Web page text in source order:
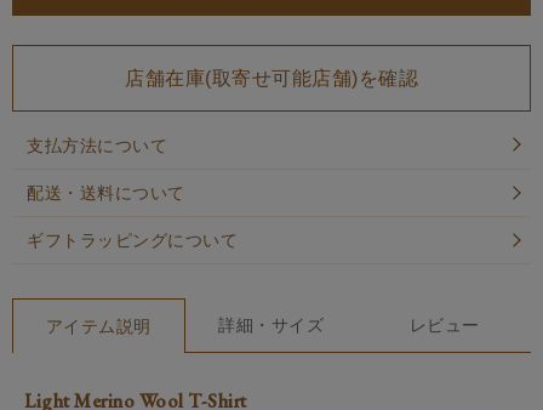
店舗在庫(取寄せ可能店舗)を確認
支払方法について
配送・送料について
ギフトラッピングについて
アイテム説明 詳細・サイズ レビュー
Light Merino Wool T-Shirt